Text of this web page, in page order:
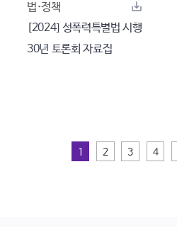
법·정책
[2024] 성폭력특별법 시행
30년 토론회 자료집
1 2 3 4